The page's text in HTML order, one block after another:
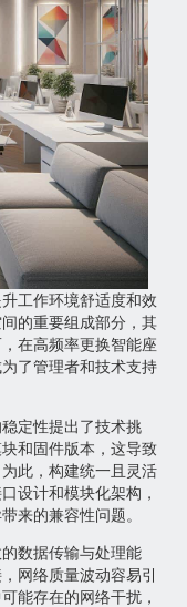
工作环境舒适度和效
的重要组成部分，其
在高频率更换智能座
了管理者和技术支持
定性提出了技术挑
和固件版本，这导致
此，构建统一且灵活
设计和模块化架构，
来的兼容性问题。
数据传输与处理能
网络质量波动容易引
能存在的网络干扰，